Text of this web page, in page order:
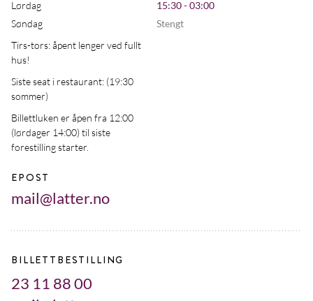
Lørdag
15:30 - 03:00
Søndag
Stengt
Tirs-tors: åpent lenger ved fullt
hus!
Siste seat i restaurant: (19:30
sommer)
Billettluken er åpen fra 12:00
(lørdager 14:00) til siste
forestilling starter.
EPOST
mail@latter.no
BILLETTBESTILLING
23 11 88 00